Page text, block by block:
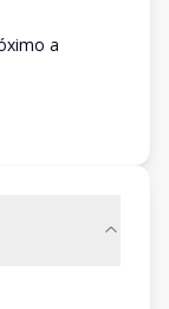
a